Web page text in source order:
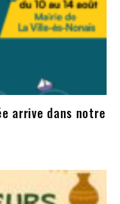
arrive dans notre